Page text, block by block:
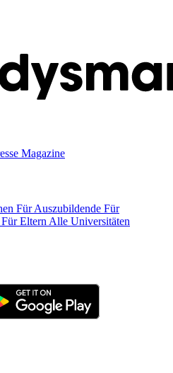
Magazine
Für Auszubildende Für
Für Eltern Alle Universitäten